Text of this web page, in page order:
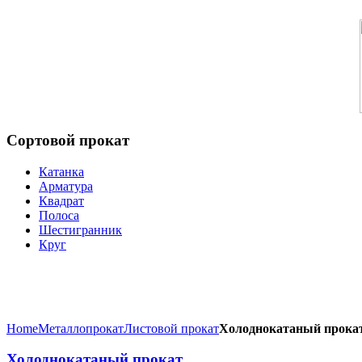
Сортовой прокат
Катанка
Арматура
Квадрат
Полоса
Шестигранник
Круг
HomeМеталлопрокатЛистовой прокатХолоднокатаный